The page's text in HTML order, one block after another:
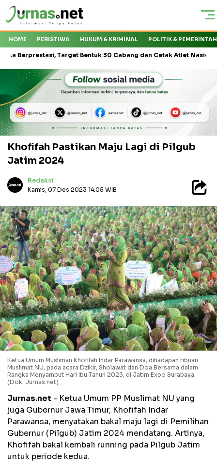
HOME PERISTIWA HUKUM & KRIMINAL POLITIK &
Target Bentuk 30 Cabang dan Cetak Atlet Nasional Kapal
Khofifah Pastikan Maju Lagi di Pilgub
Jatim 2024
Redaksi
Kamis, 07 Des 2023 14:05 WIB
Ketua Umum Musliman Khofifah Indar Parawansa, dihadapan ribuan
Muslimat NU, pada acara Dzikir, Sholawat dan Doa Bersama dalam
Rangka Menyambut Hari Ibu Tahun 2023, di Jatim Expo Surabaya.
(Dok: Jurnas.net)
Jurnas.net - Ketua Umum PP Muslimat NU yang
juga Gubernur Jawa Timur, Khofifah Indar
Parawansa, menyatakan bakal maju lagi di Pemilihan
Gubernur (Pilgub) Jatim 2024 mendatang. Artinya,
Khofifah bakal kembali running pada Pilgub Jatim
untuk periode kedua.